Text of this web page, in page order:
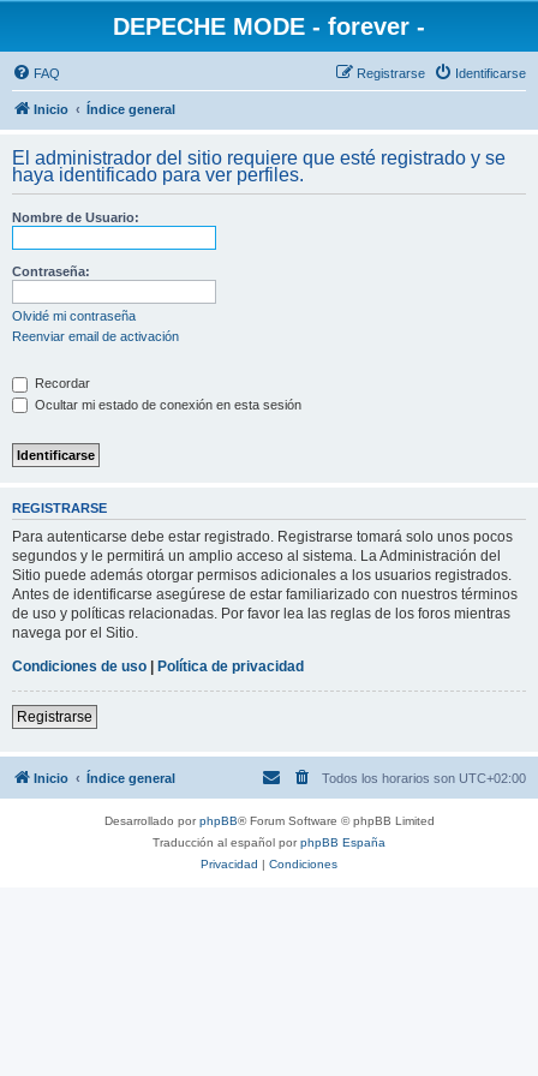
DEPECHE MODE - forever -
FAQ Identificarse
Registrarse
Inicio Índice general
El administrador del sitio requiere que esté registrado y se
haya identificado para ver perfiles.
Nombre de Usuario:
Contraseña:
Olvidé mi contraseña
Reenviar email de activación
Recordar
Ocultar mi estado de conexión en esta sesión
REGISTRARSE
Para autenticarse debe estar registrado. Registrarse tomará solo unos pocos
segundos y le permitirá un amplio acceso al sistema. La Administración del
Sitio puede además otorgar permisos adicionales a los usuarios registrados.
Antes de identificarse asegúrese de estar familiarizado con nuestros términos
de uso y políticas relacionadas. Por favor lea las reglas de los foros mientras
navega por el Sitio.
Condiciones de uso | Política de privacidad
Registrarse
Inicio Índice general Todos los horarios son UTC+02:00
Desarrollado porphpBB® Forum Software © phpBB Limited
Traducción al español porphpBB España
Privacidad | Condiciones